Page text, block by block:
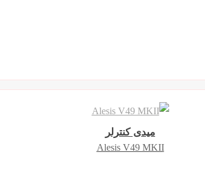
میدی کنترلر
Alesis V49 MKII